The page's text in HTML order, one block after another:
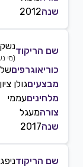
שנה2012
שם הריקוד
(מי
כוריאוגרפים
מבצעיםגולן ציון
מלחיניםעממי
צורהמעגל
שנה2017
שם הריקוד